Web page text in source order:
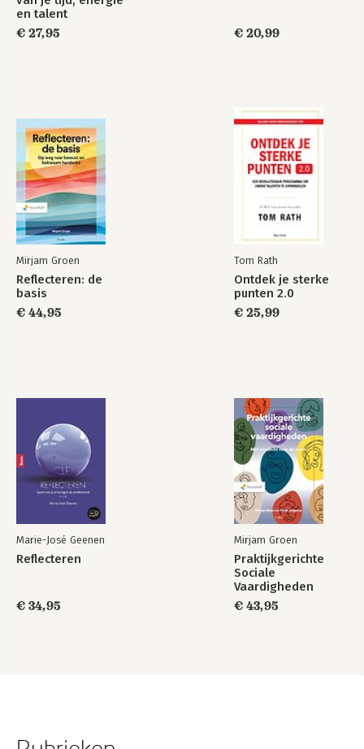
en talent
€ 27,95
€ 20,99
Mirjam Groen
Reflecteren: de
basis
€ 44,95
Tom Rath
Ontdek je sterke
punten 2.0
€ 25,99
Marie-José Geenen
Reflecteren
€ 34,95
Mirjam Groen
Praktijkgerichte
Sociale
Vaardigheden
€ 43,95